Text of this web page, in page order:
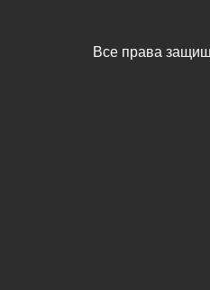
Все права